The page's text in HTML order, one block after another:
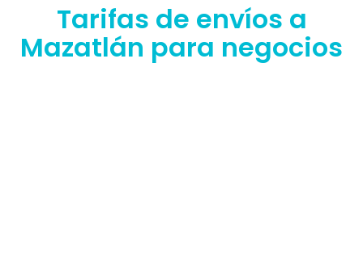
Tarifas de envíos a
Mazatlán para negocios